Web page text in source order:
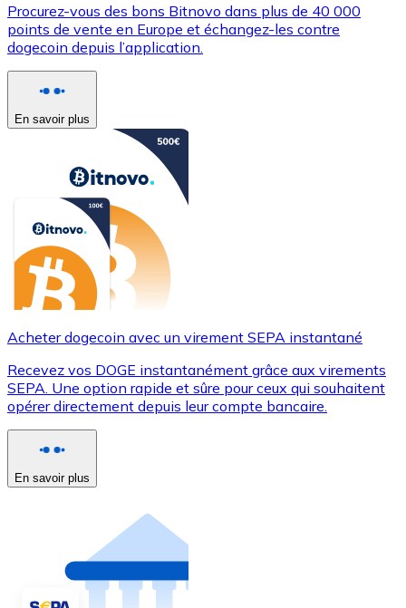
Procurez-vous des bons Bitnovo dans plus de 40 000
points de vente en Europe et échangez-les contre
dogecoin depuis l’application.
En savoir plus
Acheter dogecoin avec un virement SEPA instantané
Recevez vos DOGE instantanément grâce aux virements
SEPA. Une option rapide et sûre pour ceux qui souhaitent
opérer directement depuis leur compte bancaire.
En savoir plus